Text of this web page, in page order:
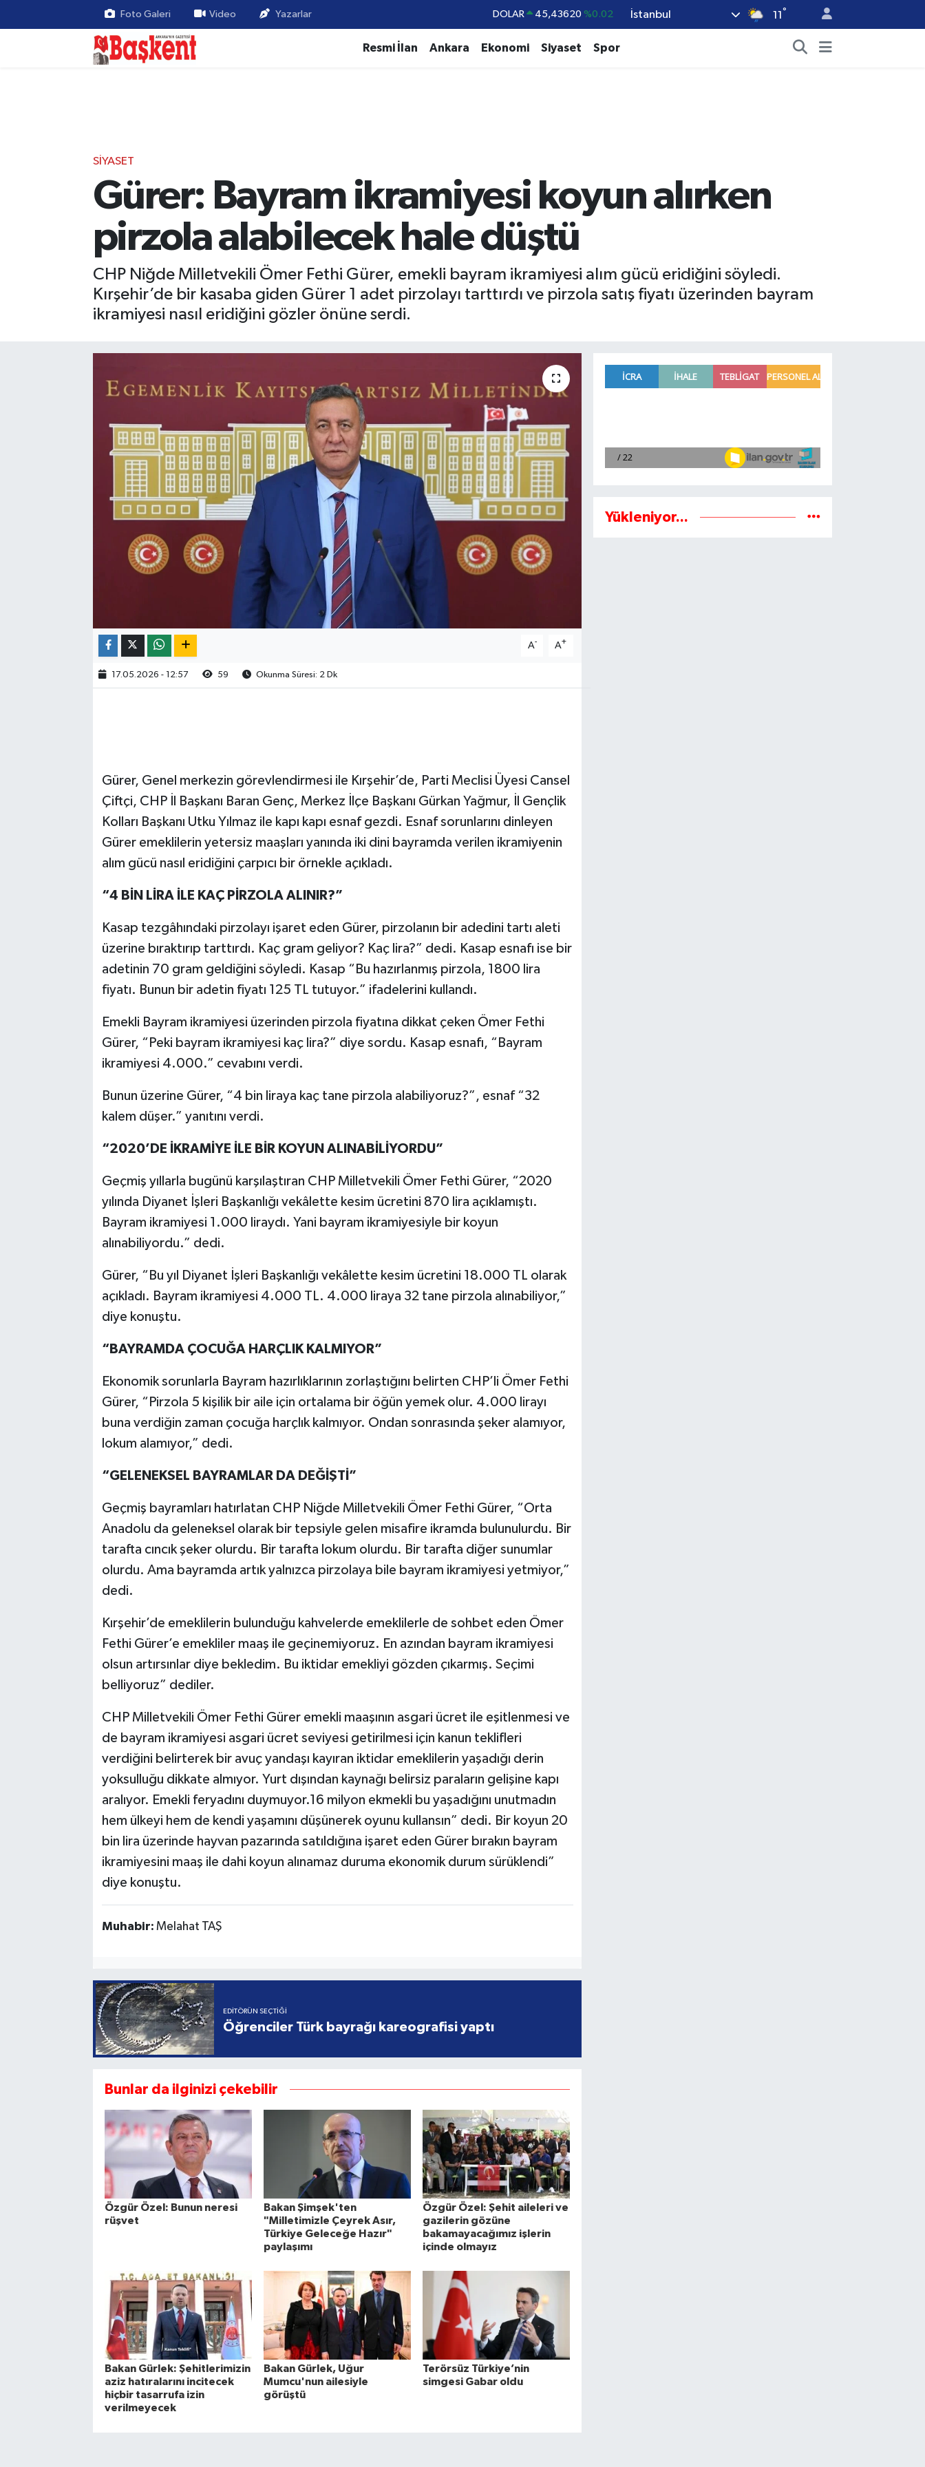
Foto Galeri Video Yazarlar DOLAR 45,43620 %0.02 İstanbul 11 °
Resmi İlan Ankara Ekonomi Siyaset Spor
SIYASET
Gürer: Bayram ikramiyesi koyun alırken
pirzola alabilecek hale düştü
CHP Niğde Milletvekili Ömer Fethi Gürer, emekli bayram ikramiyesi alım gücü eridiğini söyledi.
Kırşehir’de bir kasaba giden Gürer 1 adet pirzolayı tarttırdı ve pirzola satış fiyatı üzerinden bayram
ikramiyesi nasıl eridiğini gözler önüne serdi.
A- A+
17.05.2026 - 12:57 59 Okunma Süresi: 2 Dk
Gürer, Genel merkezin görevlendirmesi ile Kırşehir’de, Parti Meclisi Üyesi Cansel
Çiftçi, CHP İl Başkanı Baran Genç, Merkez İlçe Başkanı Gürkan Yağmur, İl Gençlik
Kolları Başkanı Utku Yılmaz ile kapı kapı esnaf gezdi. Esnaf sorunlarını dinleyen
Gürer emeklilerin yetersiz maaşları yanında iki dini bayramda verilen ikramiyenin
alım gücü nasıl eridiğini çarpıcı bir örnekle açıkladı.
“4 BİN LİRA İLE KAÇ PİRZOLA ALINIR?”
Kasap tezgâhındaki pirzolayı işaret eden Gürer, pirzolanın bir adedini tartı aleti
üzerine bıraktırıp tarttırdı. Kaç gram geliyor? Kaç lira?” dedi. Kasap esnafı ise bir
adetinin 70 gram geldiğini söyledi. Kasap “Bu hazırlanmış pirzola, 1800 lira
fiyatı. Bunun bir adetin fiyatı 125 TL tutuyor.” ifadelerini kullandı.
Emekli Bayram ikramiyesi üzerinden pirzola fiyatına dikkat çeken Ömer Fethi
Gürer, “Peki bayram ikramiyesi kaç lira?” diye sordu. Kasap esnafı, “Bayram
ikramiyesi 4.000.” cevabını verdi.
Bunun üzerine Gürer, “4 bin liraya kaç tane pirzola alabiliyoruz?”, esnaf “32
kalem düşer.” yanıtını verdi.
“2020’DE İKRAMİYE İLE BİR KOYUN ALINABİLİYORDU”
Geçmiş yıllarla bugünü karşılaştıran CHP Milletvekili Ömer Fethi Gürer, “2020
yılında Diyanet İşleri Başkanlığı vekâlette kesim ücretini 870 lira açıklamıştı.
Bayram ikramiyesi 1.000 liraydı. Yani bayram ikramiyesiyle bir koyun
alınabiliyordu.” dedi.
Gürer, “Bu yıl Diyanet İşleri Başkanlığı vekâlette kesim ücretini 18.000 TL olarak
açıkladı. Bayram ikramiyesi 4.000 TL. 4.000 liraya 32 tane pirzola alınabiliyor,”
diye konuştu.
“BAYRAMDA ÇOCUĞA HARÇLIK KALMIYOR”
Ekonomik sorunlarla Bayram hazırlıklarının zorlaştığını belirten CHP’li Ömer Fethi
Gürer, “Pirzola 5 kişilik bir aile için ortalama bir öğün yemek olur. 4.000 lirayı
buna verdiğin zaman çocuğa harçlık kalmıyor. Ondan sonrasında şeker alamıyor,
lokum alamıyor,” dedi.
“GELENEKSEL BAYRAMLAR DA DEĞİŞTİ”
Geçmiş bayramları hatırlatan CHP Niğde Milletvekili Ömer Fethi Gürer, “Orta
Anadolu da geleneksel olarak bir tepsiyle gelen misafire ikramda bulunulurdu. Bir
tarafta cıncık şeker olurdu. Bir tarafta lokum olurdu. Bir tarafta diğer sunumlar
olurdu. Ama bayramda artık yalnızca pirzolaya bile bayram ikramiyesi yetmiyor,”
dedi.
Kırşehir’de emeklilerin bulunduğu kahvelerde emeklilerle de sohbet eden Ömer
Fethi Gürer’e emekliler maaş ile geçinemiyoruz. En azından bayram ikramiyesi
olsun artırsınlar diye bekledim. Bu iktidar emekliyi gözden çıkarmış. Seçimi
belliyoruz” dediler.
CHP Milletvekili Ömer Fethi Gürer emekli maaşının asgari ücret ile eşitlenmesi ve
de bayram ikramiyesi asgari ücret seviyesi getirilmesi için kanun teklifleri
verdiğini belirterek bir avuç yandaşı kayıran iktidar emeklilerin yaşadığı derin
yoksulluğu dikkate almıyor. Yurt dışından kaynağı belirsiz paraların gelişine kapı
aralıyor. Emekli feryadını duymuyor.16 milyon ekmekli bu yaşadığını unutmadın
hem ülkeyi hem de kendi yaşamını düşünerek oyunu kullansın” dedi. Bir koyun 20
bin lira üzerinde hayvan pazarında satıldığına işaret eden Gürer bırakın bayram
ikramiyesini maaş ile dahi koyun alınamaz duruma ekonomik durum sürüklendi”
diye konuştu.
Muhabir: Melahat TAŞ
EDITÖRÜN SEÇTIĞI
Öğrenciler Türk bayrağı kareografisi yaptı
Bunlar da ilginizi çekebilir
Özgür Özel: Bunun neresi
rüşvet
Bakan Şimşek'ten
"Milletimizle Çeyrek Asır,
Türkiye Geleceğe Hazır"
paylaşımı
Özgür Özel: Şehit aileleri ve
gazilerin gözüne
bakamayacağımız işlerin
içinde olmayız
Bakan Gürlek: Şehitlerimizin
aziz hatıralarını incitecek
hiçbir tasarrufa izin
verilmeyecek
Bakan Gürlek, Uğur
Mumcu'nun ailesiyle
görüştü
Terörsüz Türkiye’nin
simgesi Gabar oldu
Yükleniyor...